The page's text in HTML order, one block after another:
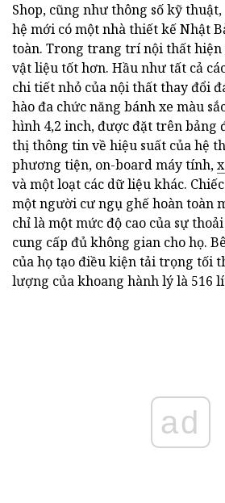
Shop, cũng như thông số kỹ
hệ mới có một nhà thiết kế Nhật
toàn. Trong trang trí nội thất hiện
vật liệu tốt hơn. Hầu như tất cả
chi tiết nhỏ của nội thất thay đổi
hào đa chức năng bánh xe màu
hình 4,2 inch, được đặt trên bảng
thị thông tin về hiệu suất của hệ
phương tiện, on-board máy tính,
và một loạt các dữ liệu khác.
một người cư ngụ ghế hoàn toàn
chỉ là một mức độ cao của sự
cung cấp đủ không gian cho họ.
của họ tạo điều kiện tải trọng tối
lượng của khoang hành lý là 516
ad